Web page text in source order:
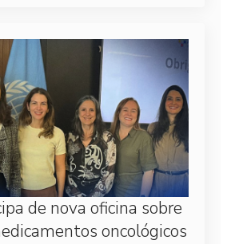
de nova oficina sobre
oncológicos